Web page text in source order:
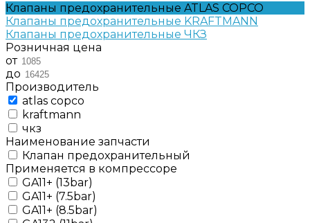
Клапаны предохранительные ATLAS COPCO
Клапаны предохранительные KRAFTMANN
Клапаны предохранительные ЧКЗ
Розничная цена
от
до
Производитель
atlas copco
kraftmann
чкз
Наименование запчасти
Клапан предохранительный
Применяется в компрессоре
GA11+ (13bar)
GA11+ (7.5bar)
GA11+ (8.5bar)